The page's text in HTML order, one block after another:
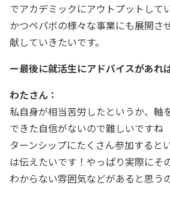
でアカデミックにアウトプットして
かつペパボの様々な事業にも展開さ
献していきたいです。
ー最後に就活生にアドバイスがあれ
わたさん：
私自身が相当苦労したというか、軸
できた自信がないので難しいです
ターンシップにたくさん参加すると
は伝えたいです！やっぱり実際にそ
わからない雰囲気などがあると思うの